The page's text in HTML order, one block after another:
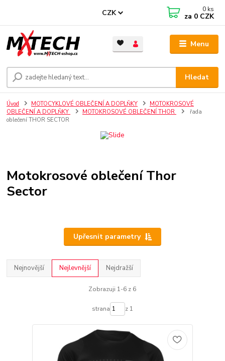
Menu
CZK
Hledat
0 ks
za 0 CZK
Úvod MOTOCYKLOVÉ OBLEČENÍ A DOPLŇKY
MOTOKROSOVÉ
OBLEČENÍ A DOPLŇKY
MOTOKROSOVÉ OBLEČENÍ THOR
řada
oblečení THOR SECTOR
Motokrosové oblečení Thor
Sector
Upřesnit parametry
Nejnovější Nejlevnější Nejdražší
Zobrazuji 1-6 z 6
strana z 1